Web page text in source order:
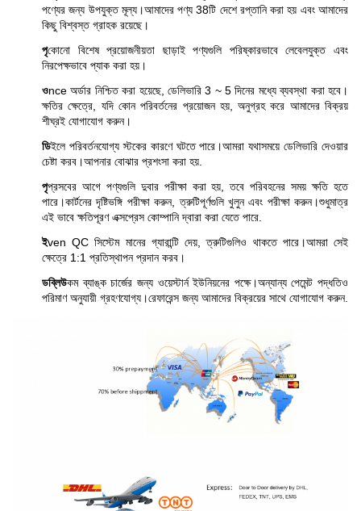
পণ্যের জন্য উপযুক্ত মূল্য।আমাদের পণ্য 38টি দেশে রপ্তানি করা হয় এবং আমাদের
কিছু বিশ্বস্ত গ্রাহক রয়েছে।
পৃকোনো বিশেষ প্রয়োজনীয়তা ছাড়াই পণ্যগুলি পরিষ্কারভাবে লেবেলযুক্ত এবং
নিরপেক্ষভাবে প্যাক করা হয়।
ওnce অর্ডার নিশ্চিত করা হয়েছে, ডেলিভারি 3 ~ 5 দিনের মধ্যে ব্যবস্থা করা হবে।
ক্ষতির ক্ষেত্রে, যদি কোন পরিবর্তনের প্রয়োজন হয়, অনুগ্রহ করে আমাদের বিক্রয়
শীঘ্রই যোগাযোগ করুন।
ডিইলে পরিবর্তনযোগ্য স্টকের কারণে ঘটতে পারে।আমরা যথাসময়ে ডেলিভারি দেওয়ার
চেষ্টা করব।আপনার বোঝার প্রশংসা করা হয়.
পৃপ্রসবের আগে পণ্যগুলি দুবার পরীক্ষা করা হয়, তবে পরিবহনের সময় ক্ষতি হতে
পারে।কার্টনের দৃষ্টিভঙ্গি পরীক্ষা করুন, ত্রুটিপূর্ণগুলি খুলুন এবং পরীক্ষা করুন।শুধুমাত্র
এই ভাবে ক্ষতিপূরণ এক্সপ্রেস কোম্পানি দ্বারা করা যেতে পারে.
ইven QC সিস্টেম মানের গ্যারান্টি দেয়, ত্রুটিগুলিও থাকতে পারে।আমরা সেই
ক্ষেত্রে 1:1 প্রতিস্থাপন প্রদান করব।
ডব্লিউকম ব্যাঙ্ক চার্জের জন্য ওয়েস্টার্ন ইউনিয়নের পক্ষে।অন্যান্য পেমেন্ট পদ্ধতিও
পরিমাণ অনুযায়ী গ্রহণযোগ্য।রেফারেন্স জন্য আমাদের বিক্রয়ের সাথে যোগাযোগ করুন.